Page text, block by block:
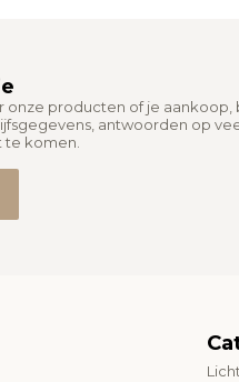
onze producten of je
antwoorden op
te komen.
Licht